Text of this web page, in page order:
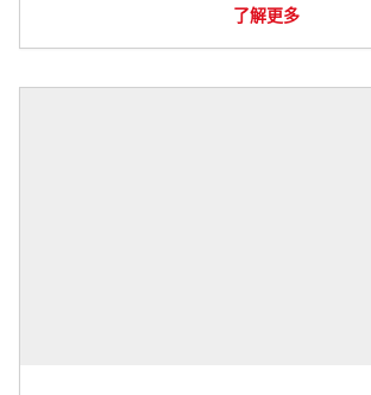
了解更多